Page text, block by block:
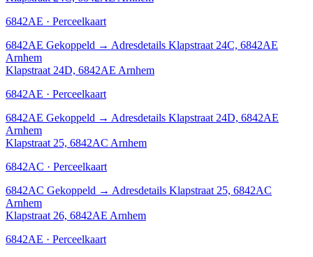
6842AE · Perceelkaart
6842AE Gekoppeld → Adresdetails Klapstraat 24C, 6842AE
Arnhem
Klapstraat 24D, 6842AE Arnhem
6842AE · Perceelkaart
6842AE Gekoppeld → Adresdetails Klapstraat 24D, 6842AE
Arnhem
Klapstraat 25, 6842AC Arnhem
6842AC · Perceelkaart
6842AC Gekoppeld → Adresdetails Klapstraat 25, 6842AC
Arnhem
Klapstraat 26, 6842AE Arnhem
6842AE · Perceelkaart